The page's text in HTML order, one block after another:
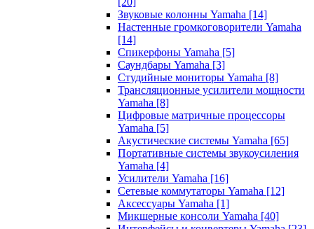
Звуковые колонны Yamaha [14]
Настенные громкоговорители Yamaha
[14]
Спикерфоны Yamaha [5]
Саундбары Yamaha [3]
Студийные мониторы Yamaha [8]
Трансляционные усилители мощности
Yamaha [8]
Цифровые матричные процессоры
Yamaha [5]
Акустические системы Yamaha [65]
Портативные системы звукоусиления
Yamaha [4]
Усилители Yamaha [16]
Сетевые коммутаторы Yamaha [12]
Аксессуары Yamaha [1]
Микшерные консоли Yamaha [40]